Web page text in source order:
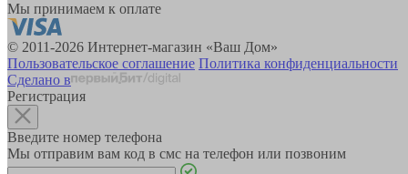
Мы принимаем к оплате
© 2011-2026 Интернет-магазин «Ваш Дом»
Пользовательское соглашение Политика конфиденциальности
Сделано в
Регистрация
Введите номер телефона
Мы отправим вам код в смс на телефон или позвоним